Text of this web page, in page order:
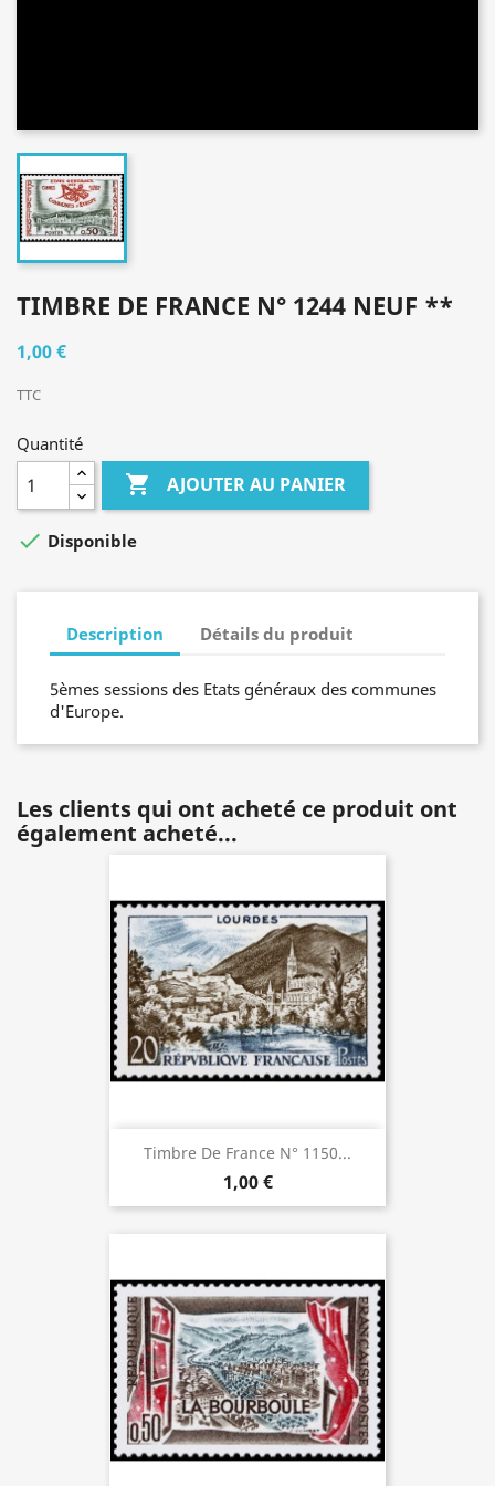
TIMBRE DE FRANCE N° 1244 NEUF **
1,00 €
TTC
Quantité
 AJOUTER AU PANIER
 Disponible
Description Détails du produit
5èmes sessions des Etats généraux des communes
d'Europe.
Les clients qui ont acheté ce produit ont
également acheté...
Timbre De France N° 1150...
1,00 €